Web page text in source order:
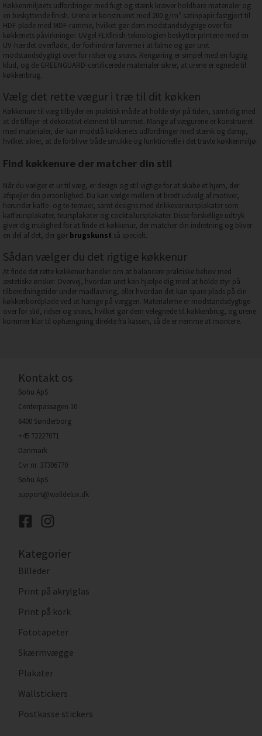
Køkkenmiljøets udfordringer med fugt og stænk kræver holdbare materialer og
en beskyttende finish. Urene er konstrueret med 200 g/m² satinpapir fastgjort til
HDF-plade med MDF-ramme, hvilket gør dem modstandsdygtige over for
køkkenets påvirkninger. UVgel FLXfinish-teknologien beskytter printene med en
UV-hærdet overflade, der forhindrer farverne i at falme og gør uret
modstandsdygtigt over for ridser og snavs. Rengøring er simpel med en fugtig
klud, og de GREENGUARD-certificerede materialer sikrer, at urene er egnede til
køkkenbrug.
Vælg det rette vægur i træ til dit køkken
Køkkenure til væg tilbyder en praktisk måde at holde styr på tiden, samtidig med
at de tilføjer et dekorativt element til rummet. Mange af vægurene er konstrueret
med materialer, der kan modstå køkkenets udfordringer med stænk og damp,
hvilket sikrer, at de forbliver både smukke og funktionelle i det travle køkkenmiljø.
Find køkkenure der matcher din stil
Når du vælger et ur til væg, er design og stil vigtige for at skabe et hjem, der
afspejler din personlighed. Du kan vælge mellem et bredt udvalg af motiver,
herunder kaffe- og te-temaer, samt designs med drikkevareursplakater som
kaffeursplakater, teursplakater og cocktailursplakater. Disse forskellige udtryk
giver dig mulighed for at finde et køkkenur, der matcher din indretning og bliver
en del af det, der gør brugskunst så specielt.
Sådan vælger du det rigtige køkkenur
At finde det rette køkkenur handler om at balancere praktiske behov med
æstetiske ønsker. Overvej, hvordan uret kan hjælpe dig med at holde styr på
tilberedningstider under madlavning, eller hvordan det kan spare plads på din
køkkenbordplade ved at hænge på væggen. Materialerne er modstandsdygtige
over for slid, ridser og snavs, hvilket gør dem velegnede til køkkenbrug, og urene
kommer klar til ophængning direkte fra kassen, så de er nemme at montere.
Kontakt os
Sohu ApS
Centerpassagen 10
6400 Sønderborg
+45 72227071
Danmark
Cvr nr. 37306770
Sohu ApS
support@walldelux.dk
Kategorier
Billeder
Print på akrylglas
Print på kork
Fototapeter
Skærmvægge
Plakater
Wallstickers
Postkasse stickers